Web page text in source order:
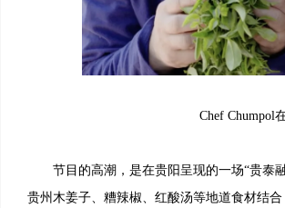
Chef Chumpol
节目的高潮，是在贵阳呈现的一场“贵泰融
贵州木姜子、糟辣椒、红酸汤等地道食材结